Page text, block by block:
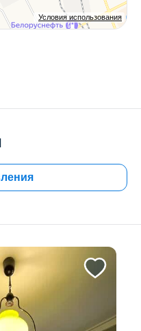
Условия использования